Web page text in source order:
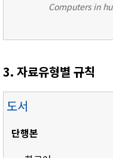
Computers in
3. 자료유형별 규칙
도서
단행본